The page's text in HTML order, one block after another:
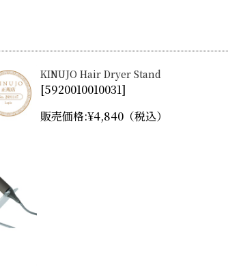
KINUJO Hair Dryer Stand
[5920010010031]
販売価格:¥4,840 （税込）